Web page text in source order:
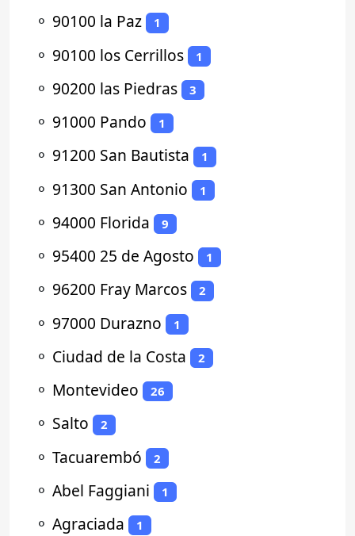
⚬ 90100 la Paz 1
⚬ 90100 los Cerrillos 1
⚬ 90200 las Piedras 3
⚬ 91000 Pando 1
⚬ 91200 San Bautista 1
⚬ 91300 San Antonio 1
⚬ 94000 Florida 9
⚬ 95400 25 de Agosto 1
⚬ 96200 Fray Marcos 2
⚬ 97000 Durazno 1
⚬ Ciudad de la Costa 2
⚬ Montevideo 26
⚬ Salto 2
⚬ Tacuarembó 2
⚬ Abel Faggiani 1
⚬ Agraciada 1